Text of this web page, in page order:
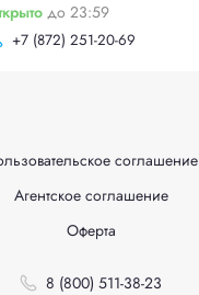
до 23:59
+7 (872) 251-20-69
соглашение
Агентское соглашение
Оферта
8 (800) 511-38-23